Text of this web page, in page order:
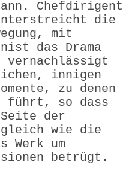
Chef­dirigent
die
mit
das Drama
innigen
zu denen
führt, so dass
der
gleich wie die
Werk um
betrügt.